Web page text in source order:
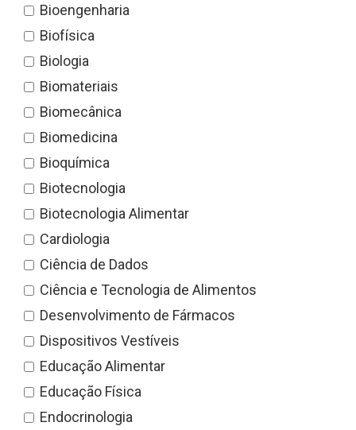
Bioengenharia
Biofísica
Biologia
Biomateriais
Biomecânica
Biomedicina
Bioquímica
Biotecnologia
Biotecnologia Alimentar
Cardiologia
Ciência de Dados
Ciência e Tecnologia de Alimentos
Desenvolvimento de Fármacos
Dispositivos Vestíveis
Educação Alimentar
Educação Física
Endocrinologia